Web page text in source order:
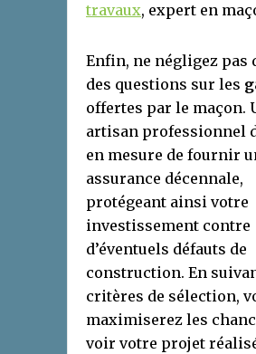
travaux, expert en
Enfin, ne négligez pas
des questions sur les
offertes par le maçon.
artisan professionnel
en mesure de fournir
assurance décennale,
protégeant ainsi votre
investissement contre
d’éventuels défauts de
construction. En
critères de sélection,
maximiserez les
voir votre projet